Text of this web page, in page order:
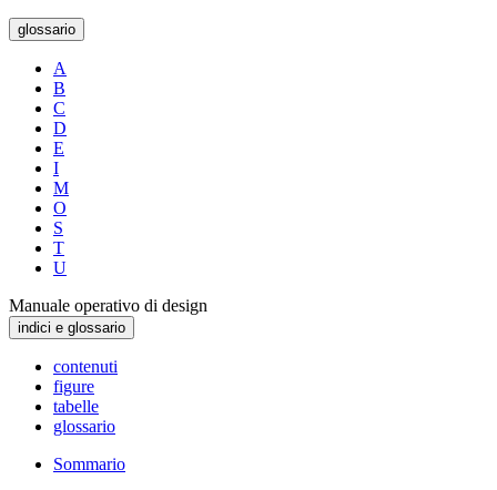
glossario
A
B
C
D
E
I
M
O
S
T
U
Manuale operativo di design
indici e glossario
contenuti
figure
tabelle
glossario
Sommario